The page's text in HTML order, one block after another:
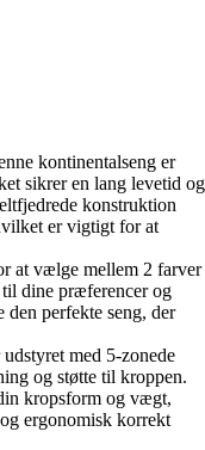
kontinentalseng er
sikrer en lang levetid og
konstruktion
er vigtigt for at
at vælge mellem 2 farver
til dine præferencer og
perfekte seng, der
udstyret med 5-zonede
og støtte til kroppen.
kropsform og vægt,
ergonomisk korrekt